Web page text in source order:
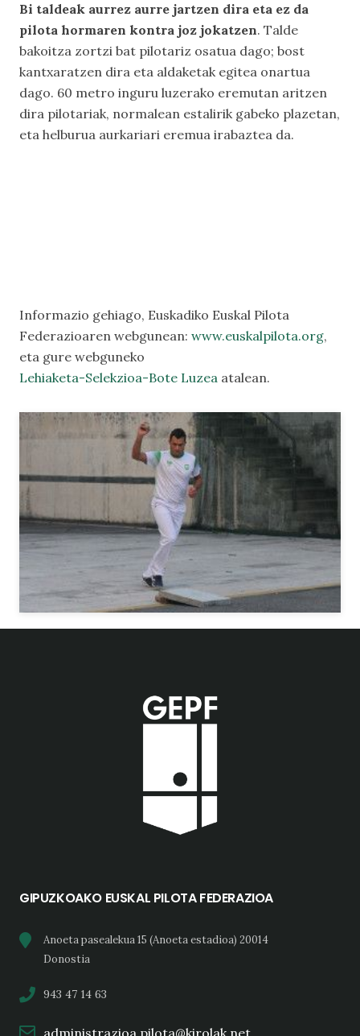
Bi taldeak aurrez aurre jartzen dira eta ez da
pilota hormaren kontra joz jokatzen. Talde
bakoitza zortzi bat pilotariz osatua dago; bost
kantxaratzen dira eta aldaketak egitea onartua
dago. 60 metro inguru luzerako eremutan aritzen
dira pilotariak, normalean estalirik gabeko plazetan,
eta helburua aurkariari eremua irabaztea da.
Informazio gehiago, Euskadiko Euskal Pilota
Federazioaren webgunean: www.euskalpilota.org,
eta gure webguneko
Lehiaketa-Selekzioa-Bote Luzea atalean.
GIPUZKOAKO EUSKAL PILOTA FEDERAZIOA
Anoeta pasealekua 15 (Anoeta estadioa) 20014
Donostia
943 47 14 63